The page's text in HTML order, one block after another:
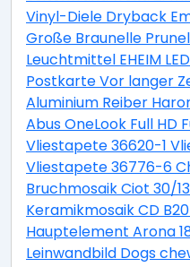
Vinyl-Diele Dryback
Große Braunelle
Leuchtmittel EHEIM
Postkarte Vor langer
Aluminium Reiber
Abus OneLook Full HD
Vliestapete 36620-1
Vliestapete 36776-6
Bruchmosaik Ciot 30/
Keramikmosaik CD
Hauptelement Arona
Leinwandbild Dogs